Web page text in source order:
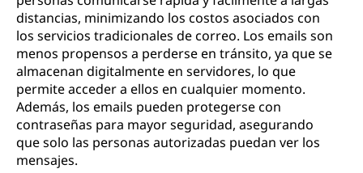
distancias, minimizando los costos asociados con
los servicios tradicionales de correo. Los emails son
menos propensos a perderse en tránsito, ya que se
almacenan digitalmente en servidores, lo que
permite acceder a ellos en cualquier momento.
Además, los emails pueden protegerse con
contraseñas para mayor seguridad, asegurando
que solo las personas autorizadas puedan ver los
mensajes.